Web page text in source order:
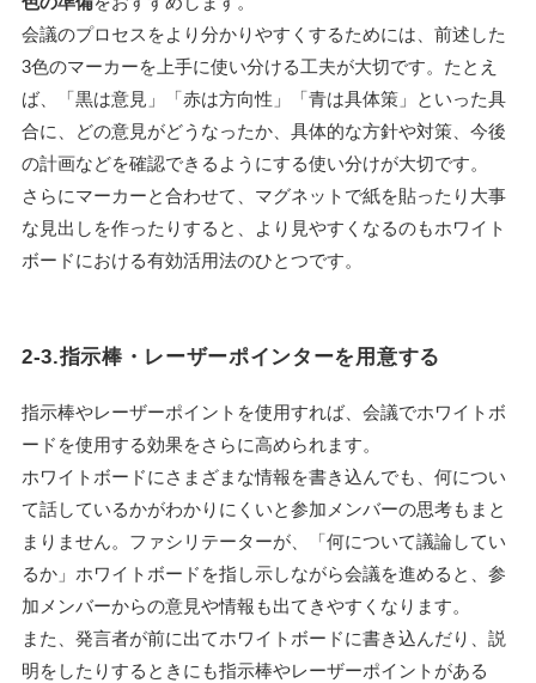
会議のプロセスをより分かりやすくするためには、前述した
3色のマーカーを上手に使い分ける工夫が大切です。たとえ
ば、「黒は意見」「赤は方向性」「青は具体策」といった具
合に、どの意見がどうなったか、具体的な方針や対策、今後
の計画などを確認できるようにする使い分けが大切です。
さらにマーカーと合わせて、マグネットで紙を貼ったり大事
な見出しを作ったりすると、より見やすくなるのもホワイト
ボードにおける有効活用法のひとつです。
2-3.指示棒・レーザーポインターを用意する
指示棒やレーザーポイントを使用すれば、会議でホワイトボ
ードを使用する効果をさらに高められます。
ホワイトボードにさまざまな情報を書き込んでも、何につい
て話しているかがわかりにくいと参加メンバーの思考もまと
まりません。ファシリテーターが、「何について議論してい
るか」ホワイトボードを指し示しながら会議を進めると、参
加メンバーからの意見や情報も出てきやすくなります。
また、発言者が前に出てホワイトボードに書き込んだり、説
明をしたりするときにも指示棒やレーザーポイントがある